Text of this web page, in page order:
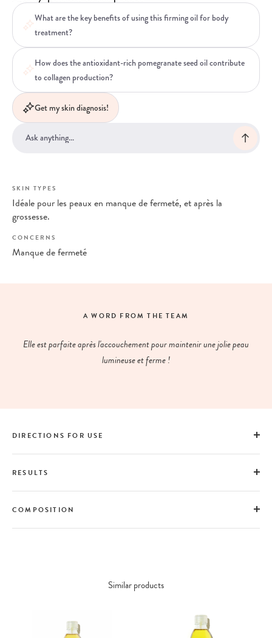
What are the key benefits of using this firming oil for body
treatment?
How does the antioxidant-rich pomegranate seed oil contribute
to collagen production?
Get my skin diagnosis!
SKIN TYPES
Idéale pour les peaux en manque de fermeté, et après la
grossesse.
CONCERNS
Manque de fermeté
A WORD FROM THE TEAM
Elle est parfaite après l'accouchement pour maintenir une jolie peau
lumineuse et ferme !
DIRECTIONS FOR USE
RESULTS
COMPOSITION
Similar products